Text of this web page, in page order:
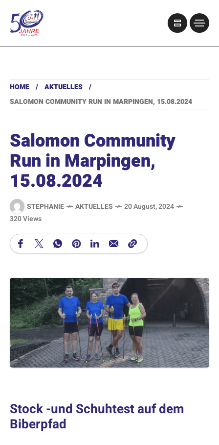
HOME
AKTUELLES
SALOMON COMMUNITY RUN IN MARPINGEN, 15.08.2024
Salomon Community
Run in Marpingen,
15.08.2024
STEPHANIE AKTUELLES
20 August, 2024
320 Views
Stock -und Schuhtest auf dem
Biberpfad